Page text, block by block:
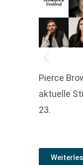
Pierce
aktuelle
23.